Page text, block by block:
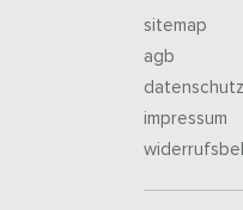
sitemap
agb
impressum